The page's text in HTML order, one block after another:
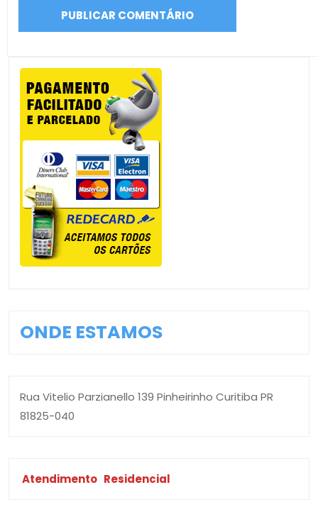
ONDE ESTAMOS
Rua Vitelio Parzianello 139 Pinheirinho Curitiba PR
81825-040
Atendimento Residencial